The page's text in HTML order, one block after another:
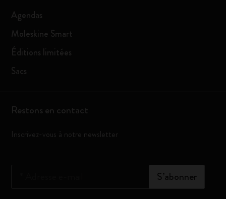
Agendas
Moleskine Smart
Éditions limitées
Sacs
Restons en contact
Inscrivez-vous à notre newsletter
S’abonner